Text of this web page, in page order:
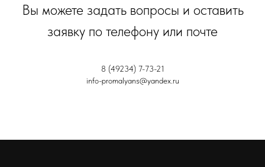
Вы можете задать вопросы и оставить
заявку по телефону или почте
8 (49234) 7-73-21
info-promalyans@yandex.ru